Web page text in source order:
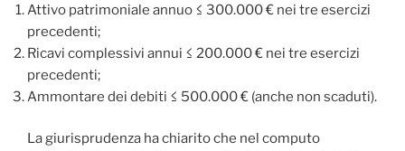
Attivo patrimoniale annuo ≤ 300.000 € nei tre esercizi
precedenti;
Ricavi complessivi annui ≤ 200.000 € nei tre esercizi
precedenti;
Ammontare dei debiti ≤ 500.000 € (anche non scaduti).
La giurisprudenza ha chiarito che nel computo